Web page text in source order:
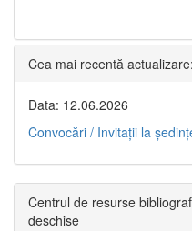
Cea mai recentă actualizare:
Data: 12.06.2026
Convocări / Invitaţii la
Centrul de resurse
deschise